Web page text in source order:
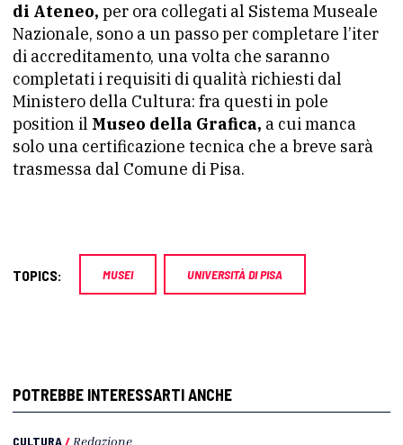
di Ateneo, per ora collegati al Sistema Museale
Nazionale, sono a un passo per completare l’iter
di accreditamento, una volta che saranno
completati i requisiti di qualità richiesti dal
Ministero della Cultura: fra questi in pole
position il Museo della Grafica, a cui manca
solo una certificazione tecnica che a breve sarà
trasmessa dal Comune di Pisa.
TOPICS: MUSEI UNIVERSITÀ DI PISA
POTREBBE INTERESSARTI ANCHE
CULTURA/ Redazione